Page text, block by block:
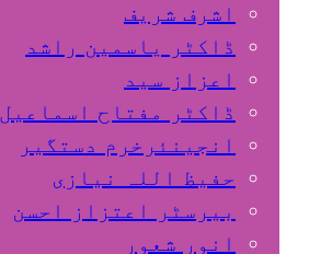
اشرف شریف
ڈاکٹر یاسمین راشد
اعزاز سید
ڈاکٹر مفتاح اسماعیل
انجینئرخرم دستگیر
حفیظ اللہ نیازی
بیرسٹر اعتزاز احسن
انور شعور